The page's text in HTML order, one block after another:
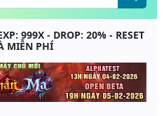
999X - DROP: 20% - RESET
MIỄN PHÍ